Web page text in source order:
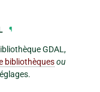
¶
GDAL,
bibliothèquesou